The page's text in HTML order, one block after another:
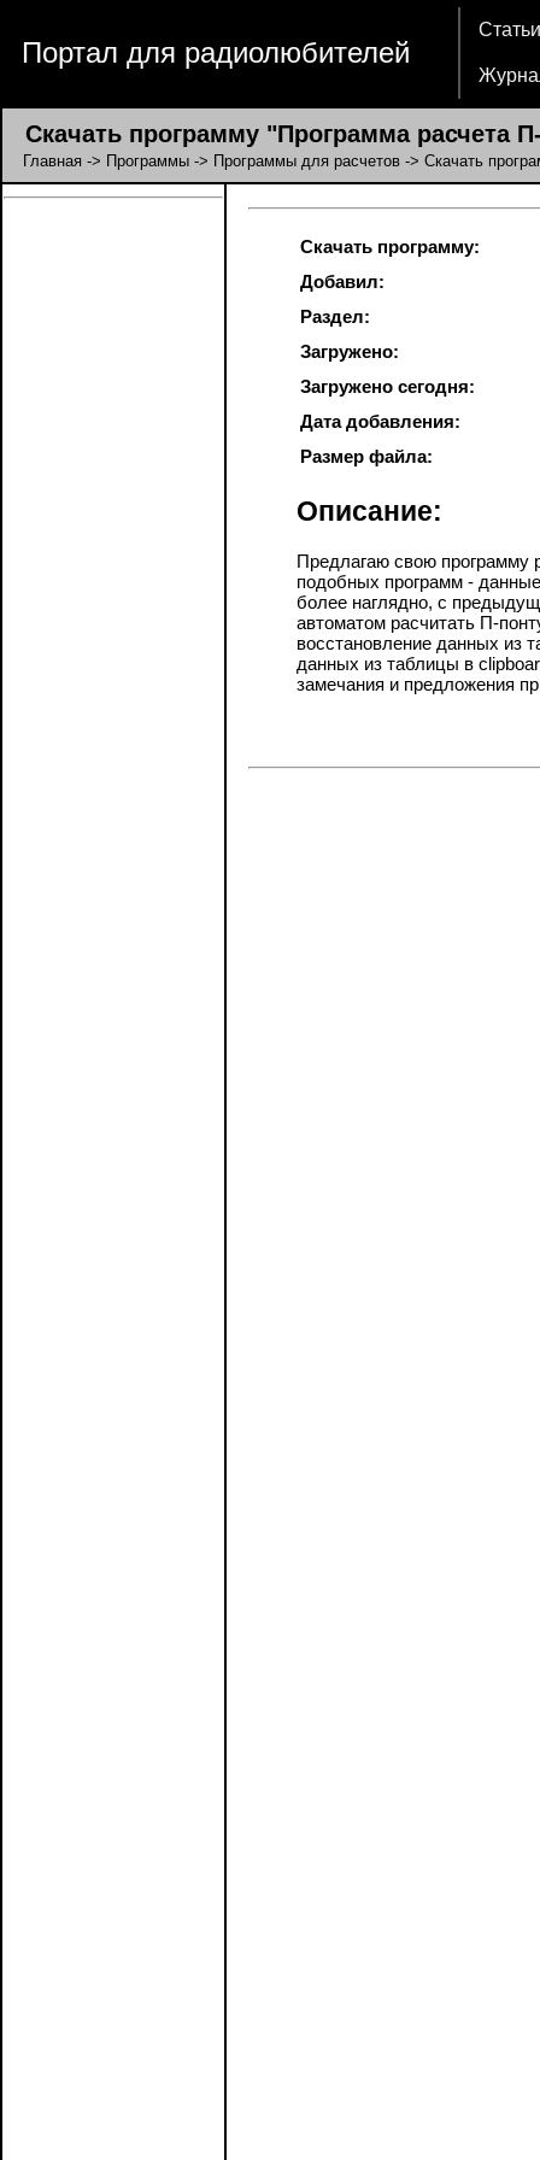
Портал для радиолюбителей
Статьи
Скачать программу "Программа расчета
Главная -> Программы -> Программы для расчетов -> Скачать
Скачать программу:
Добавил:
Раздел:
Загружено:
Загружено сегодня:
Дата добавления:
Размер файла:
Описание:
Предлагаю свою программу
подобных программ -
более наглядно, с
автоматом расчитать П-
восстановление данных из
данных из таблицы в
замечания и предложения